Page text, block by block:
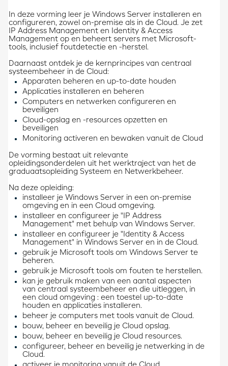
In deze vorming leer je Windows Server installeren en
configureren, zowel on-premise als in de Cloud. Je zet
IP Address Management en Identity & Access
Management op en beheert servers met Microsoft-
tools, inclusief foutdetectie en -herstel.
Daarnaast ontdek je de kernprincipes van centraal
systeembeheer in de Cloud:
Apparaten beheren en up-to-date houden
Applicaties installeren en beheren
Computers en netwerken configureren en
beveiligen
Cloud-opslag en -resources opzetten en
beveiligen
Monitoring activeren en bewaken vanuit de Cloud
De vorming bestaat uit relevante
opleidingsonderdelen uit het werktraject van het de
graduaatsopleiding Systeem en Netwerkbeheer.
Na deze opleiding:
installeer je Windows Server in een on-premise
omgeving en in een Cloud omgeving.
installeer en configureer je "IP Address
Management" met behulp van Windows Server.
installeer en configureer je "Identity & Access
Management" in Windows Server en in de Cloud.
gebruik je Microsoft tools om Windows Server te
beheren.
gebruik je Microsoft tools om fouten te herstellen.
kan je gebruik maken van een aantal aspecten
van centraal systeembeheer en die uitleggen, in
een cloud omgeving : een toestel up-to-date
houden en applicaties installeren.
beheer je computers met tools vanuit de Cloud.
bouw, beheer en beveilig je Cloud opslag.
bouw, beheer en beveilig je Cloud resources.
configureer, beheer en beveilig je netwerking in de
Cloud.